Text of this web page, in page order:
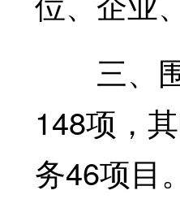
三、围
148项，
务46项目